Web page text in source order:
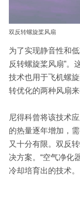
双反转螺旋桨风扇
为了实现静音性和
反转螺旋桨风扇”。
技术也用于飞机螺
转优化的两种风扇来
尼得科曾将该技术
的热量逐年增加，
又十分有限。双反
决方案。“空气净化
冷却培育出的技术。